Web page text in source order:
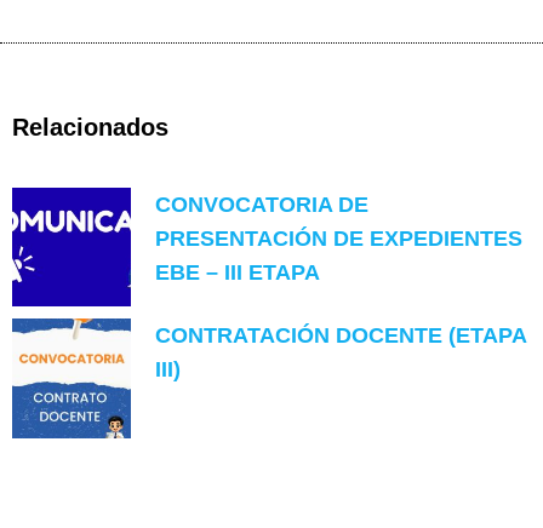
Relacionados
CONVOCATORIA DE
PRESENTACIÓN DE EXPEDIENTES
EBE – III ETAPA
CONTRATACIÓN DOCENTE (ETAPA
III)